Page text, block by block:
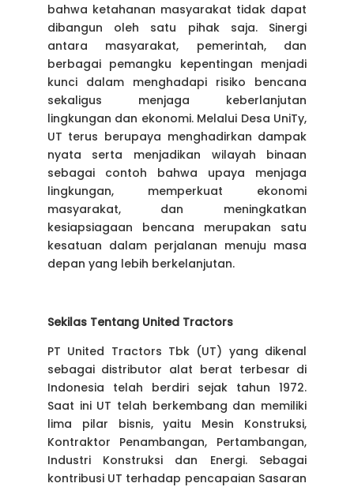
bahwa ketahanan masyarakat tidak dapat
dibangun oleh satu pihak saja. Sinergi
antara masyarakat, pemerintah, dan
berbagai pemangku kepentingan menjadi
kunci dalam menghadapi risiko bencana
sekaligus menjaga keberlanjutan
lingkungan dan ekonomi. Melalui Desa UniTy,
UT terus berupaya menghadirkan dampak
nyata serta menjadikan wilayah binaan
sebagai contoh bahwa upaya menjaga
lingkungan, memperkuat ekonomi
masyarakat, dan meningkatkan
kesiapsiagaan bencana merupakan satu
kesatuan dalam perjalanan menuju masa
depan yang lebih berkelanjutan.
Sekilas Tentang United Tractors
PT United Tractors Tbk (UT) yang dikenal
sebagai distributor alat berat terbesar di
Indonesia telah berdiri sejak tahun 1972.
Saat ini UT telah berkembang dan memiliki
lima pilar bisnis, yaitu Mesin Konstruksi,
Kontraktor Penambangan, Pertambangan,
Industri Konstruksi dan Energi. Sebagai
kontribusi UT terhadap pencapaian Sasaran